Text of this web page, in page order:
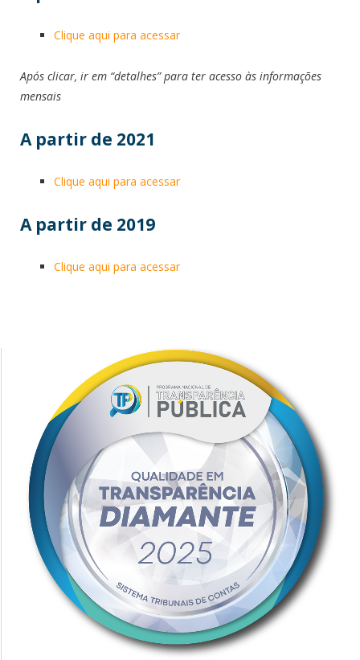
Clique aqui para acessar
Após clicar, ir em “detalhes” para ter acesso às informações
mensais
A partir de 2021
Clique aqui para acessar
A partir de 2019
Clique aqui para acessar